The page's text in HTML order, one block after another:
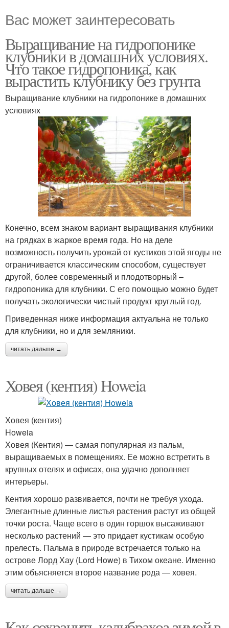
Вас может заинтересовать
Выращивание на гидропонике
клубники в домашних условиях.
Что такое гидропоника, как
вырастить клубнику без грунта
Выращивание клубники на гидропонике в домашних
условиях
Конечно, всем знаком вариант выращивания клубники
на грядках в жаркое время года. Но на деле
возможность получить урожай от кустиков этой ягоды не
ограничивается классическим способом, существует
другой, более современный и плодотворный –
гидропоника для клубники. С его помощью можно будет
получать экологически чистый продукт круглый год.
Приведенная ниже информация актуальна не только
для клубники, но и для земляники.
читать дальше →
Ховея (кентия) Howeia
Ховея (кентия)
Howeia
Ховея (Кентия) — самая популярная из пальм,
выращиваемых в помещениях. Ее можно встретить в
крупных отелях и офисах, она удачно дополняет
интерьеры.
Кентия хорошо развивается, почти не требуя ухода.
Элегантные длинные листья растения растут из общей
точки роста. Чаще всего в один горшок высаживают
несколько растений — это придает кустикам особую
прелесть. Пальма в природе встречается только на
острове Лорд Хау (Lord Howe) в Тихом океане. Именно
этим объясняется второе название рода — ховея.
читать дальше →